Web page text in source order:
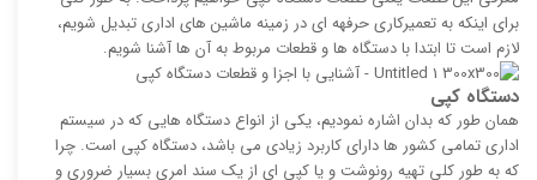
برای اینکه به تعمیرکاری حرفهه ای در زمینه ماشین های اداری تبدیل شویم،
لازم است تا ابتدا با دستگاه ها و قطعات مربوط به آن ها آشنا شویم.
دستگاه کپی
همان طور که بدان اشاره نمودیم، یکی از انواع دستگاه هایی که در سیستم
اداری تمامی کشور ها دارای کاربرد زیادی می باشد، دستگاه کپی است. چرا
که به طور کلی تهیه رونوشت و یا کپی ای از یک سند امری بسیار ضروری و